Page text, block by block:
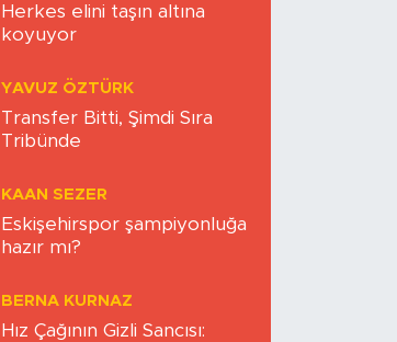
Herkes elini taşın altına
koyuyor
YAVUZ ÖZTÜRK
Transfer Bitti, Şimdi Sıra
Tribünde
KAAN SEZER
Eskişehirspor şampiyonluğa
hazır mı?
BERNA KURNAZ
Hız Çağının Gizli Sancısı: